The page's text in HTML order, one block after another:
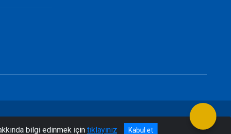
bilgi edinmek için tıklayınız Kabul et